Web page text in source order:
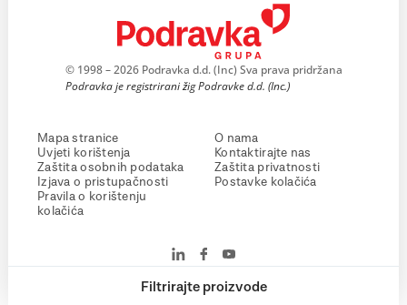
Filtrirajte proizvode
© 1998 – 2026 Podravka d.d. (Inc) Sva prava pridržana
Podravka je registrirani žig Podravke d.d. (Inc.)
Mapa stranice
Uvjeti korištenja
Zaštita osobnih podataka
Izjava o pristupačnosti
Pravila o korištenju
kolačića
O nama
Kontaktirajte nas
Zaštita privatnosti
Postavke kolačića